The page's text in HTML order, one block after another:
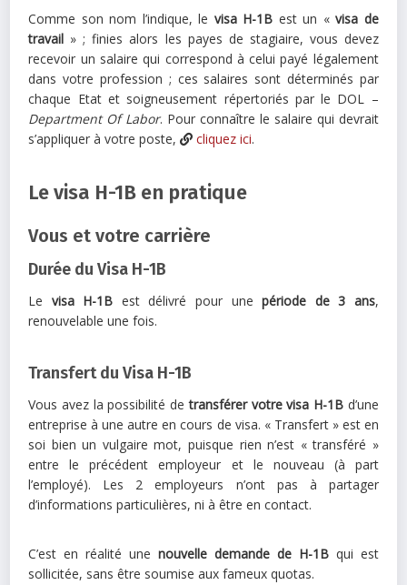
Comme son nom l’indique, le visa H-1B est un «visa de
travail » ; finies alors les payes de stagiaire, vous devez
recevoir un salaire qui correspond à celui payé légalement
dans votre profession ; ces salaires sont déterminés par
chaque Etat et soigneusement répertoriés par le DOL –
Department Of Labor. Pour connaître le salaire qui devrait
s’appliquer à votre poste,
cliquez ici.
Le visa H-1B en pratique
Vous et votre carrière
Durée du Visa H-1B
Le visa H-1B est délivré pour unepériode de 3 ans,
renouvelable une fois.
Transfert du Visa H-1B
Vous avez la possibilité detransférer votre visa H-1B d’une
entreprise à une autre en cours de visa. « Transfert » est en
soi bien un vulgaire mot, puisque rien n’est « transféré »
entre le précédent employeur et le nouveau (à part
l’employé). Les 2 employeurs n’ont pas à partager
d’informations particulières, ni à être en contact.
C’est en réalité unenouvelle demande de H-1Bqui est
sollicitée, sans être soumise aux fameux quotas.